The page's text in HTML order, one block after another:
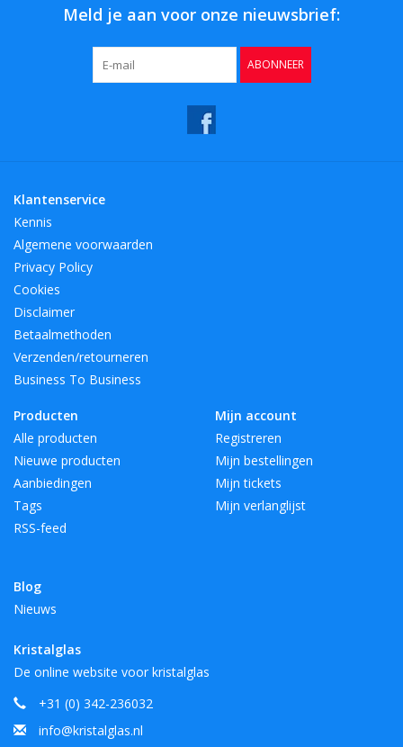
Meld je aan voor onze nieuwsbrief:
ABONNEER
Klantenservice
Kennis
Algemene voorwaarden
Privacy Policy
Cookies
Disclaimer
Betaalmethoden
Verzenden/retourneren
Business To Business
Producten
Alle producten
Nieuwe producten
Aanbiedingen
Tags
RSS-feed
Blog
Nieuws
Mijn account
Registreren
Mijn bestellingen
Mijn tickets
Mijn verlanglijst
Kristalglas
De online website voor kristalglas
+31 (0) 342-236032
info@kristalglas.nl